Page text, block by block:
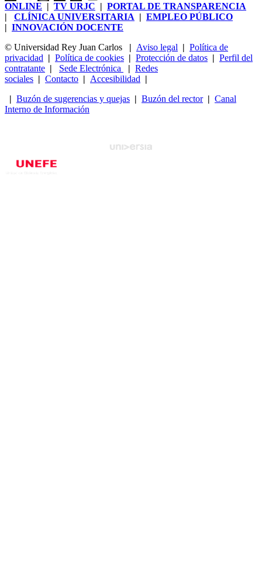
ONLINE | TV URJC | PORTAL DE TRANSPARENCIA
| CLÍNICA UNIVERSITARIA | EMPLEO PÚBLICO
| INNOVACIÓN DOCENTE
© Universidad Rey Juan Carlos
| Aviso legal | Política de
privacidad | Política de cookies | Protección de datos | Perfil del
contratante | Sede Electrónica | Redes
sociales | Contacto | Accesibilidad |
| Buzón de sugerencias y quejas | Buzón del rector| Canal
Interno de Información